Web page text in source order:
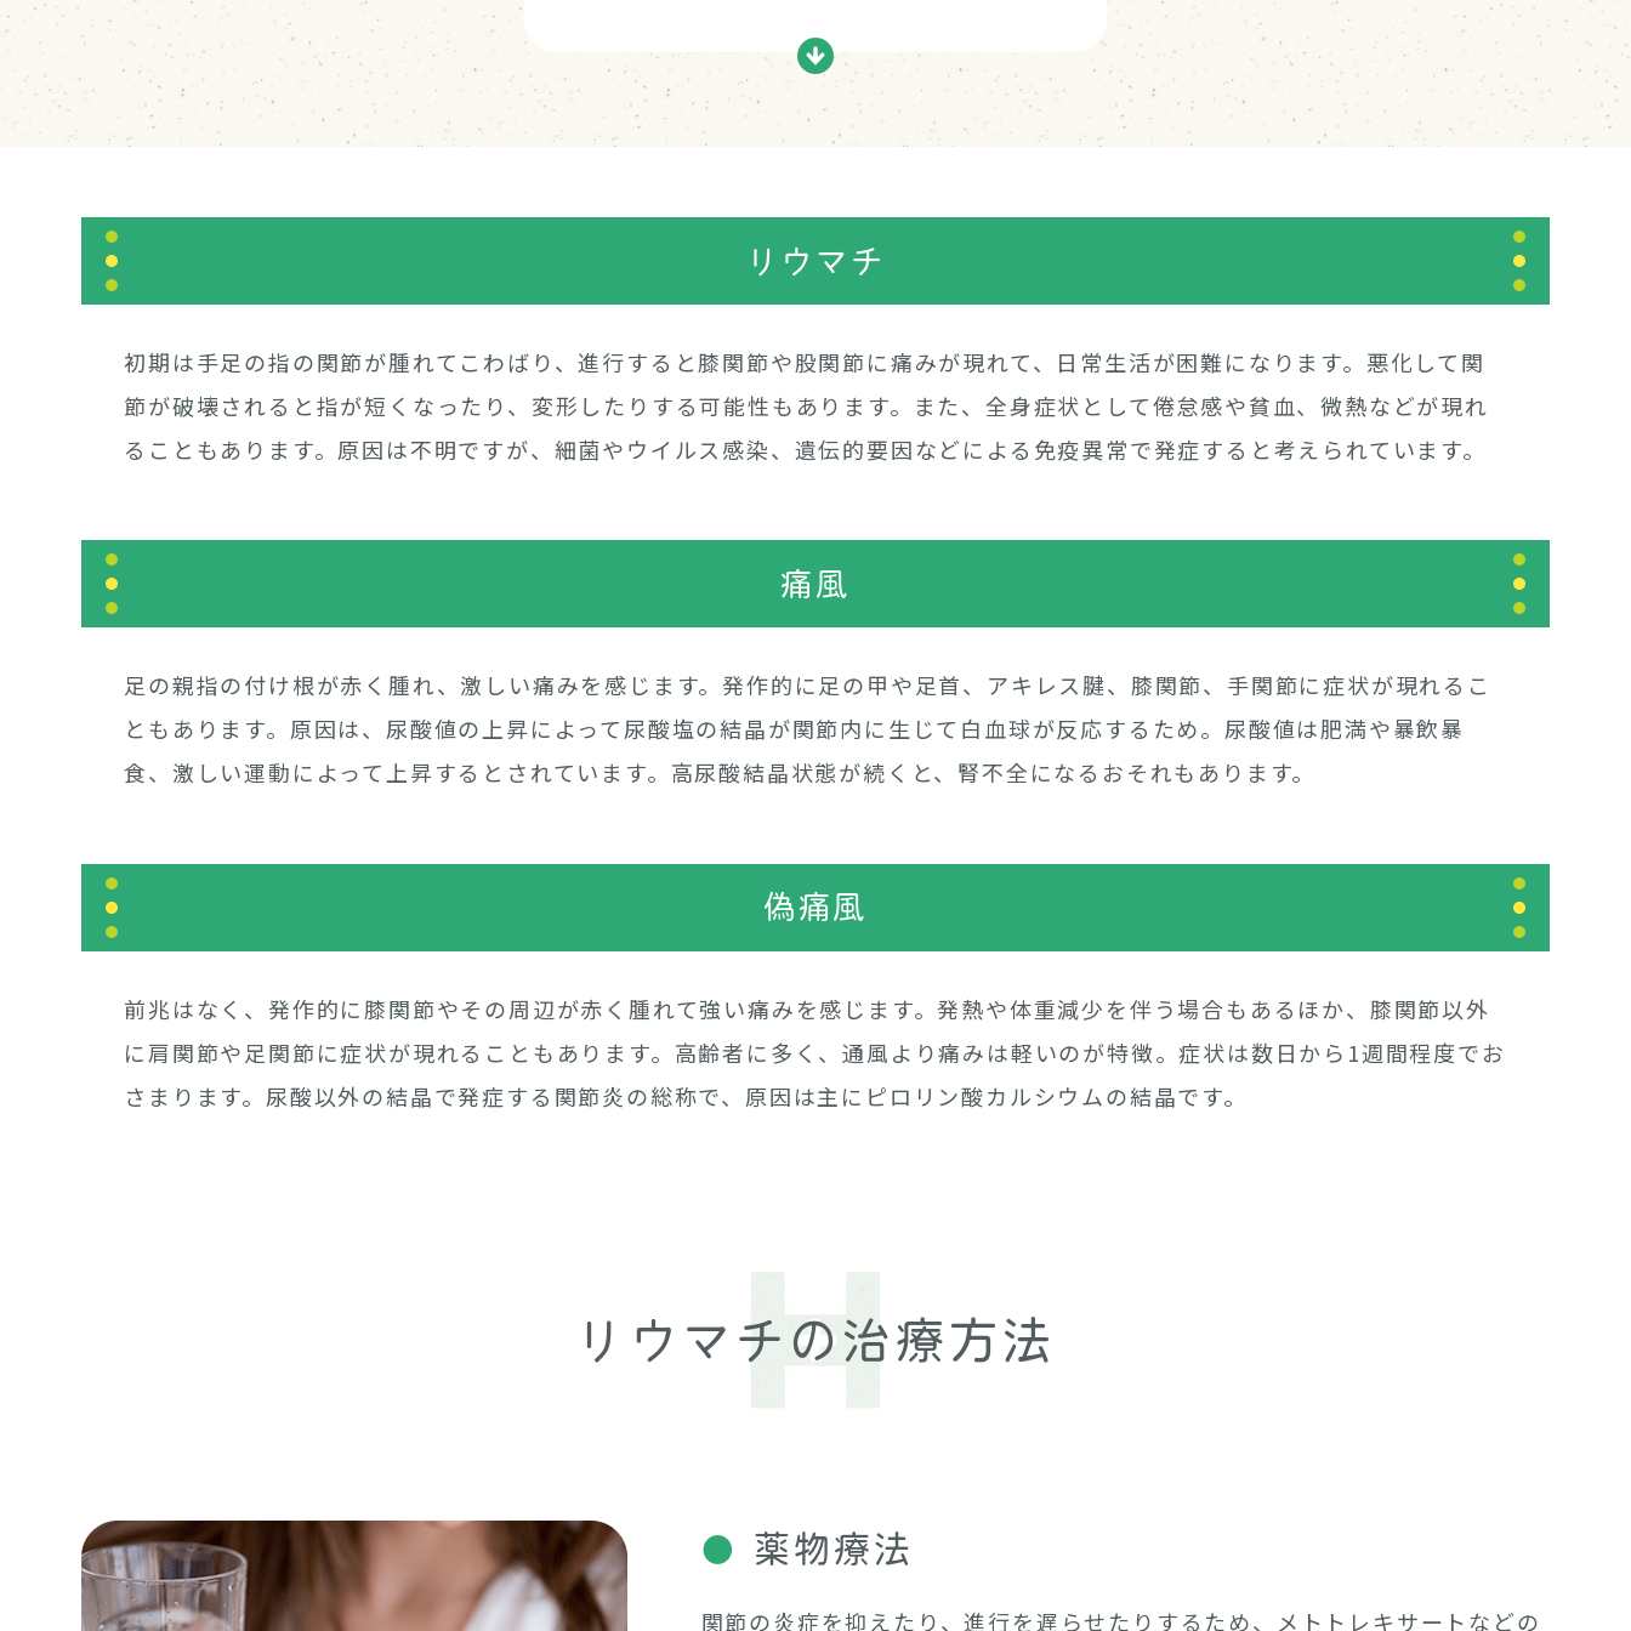
リウマチ
初期は手足の指の関節が腫れてこわばり、進行すると膝関節や股関節に痛みが現れて、日常生活が困難になります。悪化して関
節が破壊されると指が短くなったり、変形したりする可能性もあります。また、全身症状として倦怠感や貧血、微熱などが現れ
ることもあります。原因は不明ですが、細菌やウイルス感染、遺伝的要因などによる免疫異常で発症すると考えられています。
痛風
足の親指の付け根が赤く腫れ、激しい痛みを感じます。発作的に足の甲や足首、アキレス腱、膝関節、手関節に症状が現れるこ
ともあります。原因は、尿酸値の上昇によって尿酸塩の結晶が関節内に生じて白血球が反応するため。尿酸値は肥満や暴飲暴
食、激しい運動によって上昇するとされています。高尿酸結晶状態が続くと、腎不全になるおそれもあります。
偽痛風
前兆はなく、発作的に膝関節やその周辺が赤く腫れて強い痛みを感じます。発熱や体重減少を伴う場合もあるほか、膝関節以外
に肩関節や足関節に症状が現れることもあります。高齢者に多く、通風より痛みは軽いのが特徴。症状は数日から1週間程度でお
さまります。尿酸以外の結晶で発症する関節炎の総称で、原因は主にピロリン酸カルシウムの結晶です。
リウマチの治療方法
● 薬物療法
関節の炎症を抑えたり、進行を遅らせたりするため、メトトレキサートなどの